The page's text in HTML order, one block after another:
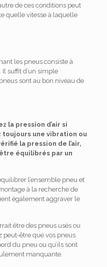
de ces conditions peut
quelle vitesse à laquelle
les pneus consiste à
Il suffit d’un simple
sont au bon niveau de
la pression d’air si
toujours une vibration ou
la pression de l’air,
équilibrés par un
l’ensemble pneu et
à la recherche de
également aggraver le
être des pneus usés ou
peut-être que vos pneus
du pneu ou qu’ils sont
manquante.